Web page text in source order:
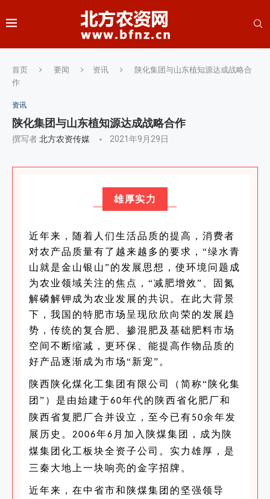
首页 要闻 资讯
陕化集团与山东植知源达成战略合
作
资讯
陕化集团与山东植知源达成战略合作
撰写者北方农资传媒 2021年9月29日
雄厚实力
近年来，随着人们生活品质的提高，消费者
对农产品质量有了越来越多的要求，“绿水青
山就是金山银山”的发展思想，使环境问题成
为农业领域关注的焦点，“减肥增效”、固氮
解磷解钾成为农业发展的共识。在此大背景
下，我国的特肥市场呈现欣欣向荣的发展趋
势，传统的复合肥、掺混肥及基础肥料市场
空间不断缩减，更环保、能提高作物品质的
好产品逐渐成为市场“新宠”。
陕西陕化煤化工集团有限公司（简称“陕化集
团” ）是由始建于60年代的陕西省化肥厂和
陕西省复肥厂合并设立，至今已有50余年发
展历史。 2006年6 月加入陕煤集团，成为陕
煤集团化工板块全资子公司。 实力雄厚，是
三秦大地上一块响亮的金字招牌。
近年来，在中省市和陕煤集团的坚强领导